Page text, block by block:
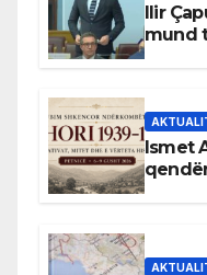
Ilir
mund
Ismet